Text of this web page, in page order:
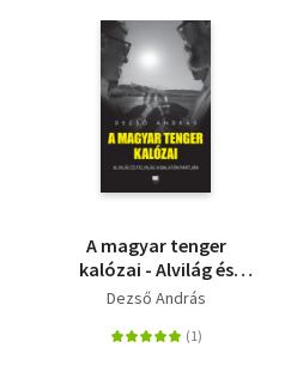
A magyar tenger
kalózai - Alvilág és
felvilág a Balaton
Dezső András